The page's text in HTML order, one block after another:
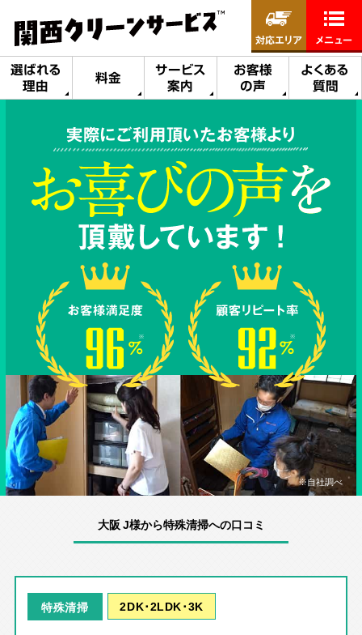
選ばれる
理由
料金
サービス
案内
お客様
の声
よくある
質問
対応エリア メニュー
実際にご利用頂いたお客様より
※自社調べ
大阪 J様から特殊清掃への口コミ
特殊清掃 2DK･2LDK･3K